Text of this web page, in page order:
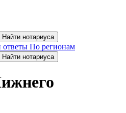
По регионам